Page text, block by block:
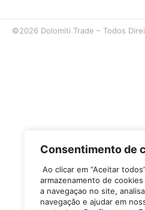
Consentimento de
Ao clicar em “Aceitar
armazenamento de
a navegaçao no site,
navegação e ajudar em
©2026 Dolomiti Trade – Todos